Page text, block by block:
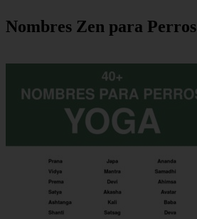
Nombres Zen para Perros